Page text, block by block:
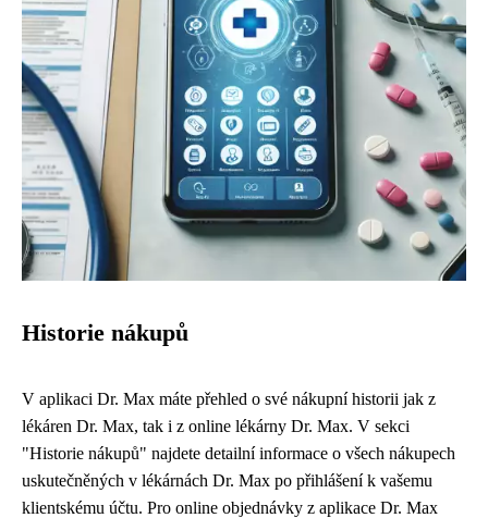
Historie nákupů
V aplikaci Dr. Max máte přehled o své nákupní historii jak z
lékáren Dr. Max, tak i z online lékárny Dr. Max. V sekci
"Historie nákupů" najdete detailní informace o všech nákupech
uskutečněných v lékárnách Dr. Max po přihlášení k vašemu
klientskému účtu. Pro online objednávky z aplikace Dr. Max